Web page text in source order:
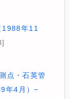
1988年11
点・石英管
年4月）−